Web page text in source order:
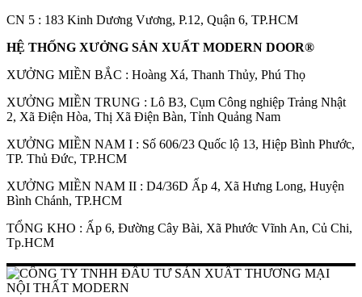
Các loại cửa
CN 5 : 183 Kinh Dương Vương, P.12, Quận 6, TP.HCM
HỆ THỐNG XƯỞNG SẢN XUẤT MODERN DOOR®
XƯỞNG MIỀN BẮC : Hoàng Xá, Thanh Thủy, Phú Thọ
XƯỞNG MIỀN TRUNG : Lô B3, Cụm Công nghiệp Trảng Nhật
2, Xã Điện Hòa, Thị Xã Điện Bàn, Tỉnh Quảng Nam
XƯỞNG MIỀN NAM I : Số 606/23 Quốc lộ 13, Hiệp Bình Phước,
TP. Thủ Đức, TP.HCM
XƯỞNG MIỀN NAM II : D4/36D Ấp 4, Xã Hưng Long, Huyện
Bình Chánh, TP.HCM
TỔNG KHO : Ấp 6, Đường Cây Bài, Xã Phước Vĩnh An, Củ Chi,
Tp.HCM